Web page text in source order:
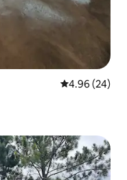
レビュー24
4.96 (24)